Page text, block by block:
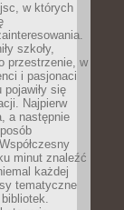
w których
szkoły,
przestrzenie, w
i pasjonaci
się
Najpierw
a następnie
minut znaleźć
każdej
tematyczne